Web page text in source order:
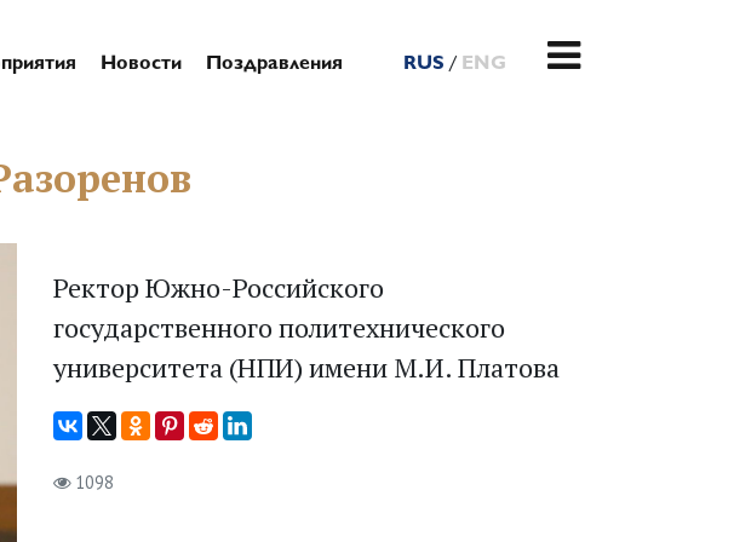
Новости Поздравления RUS / ENG
Ректор Южно-Российского
государственного политехнического
университета (НПИ) имени М.И. Платова
1098